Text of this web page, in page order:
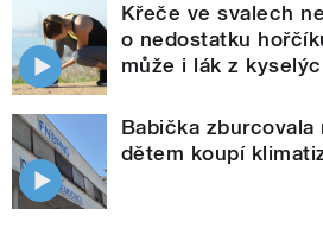
Křeče ve svalech
o nedostatku
může i lák z
Babička
dětem koupí